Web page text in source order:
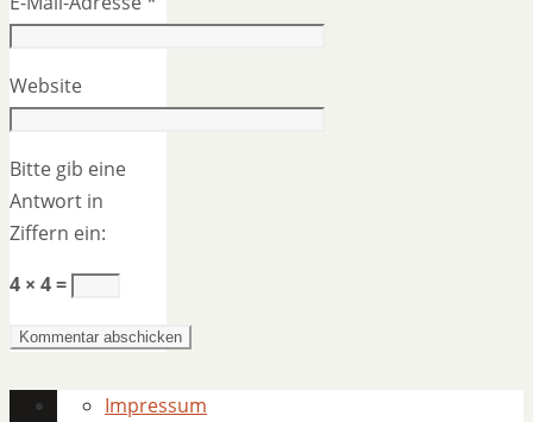
Website
Bitte gib eine
Antwort in
Ziffern ein:
4 × 4 =
Impressum